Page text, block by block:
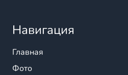
Навигация
Главная
Фото